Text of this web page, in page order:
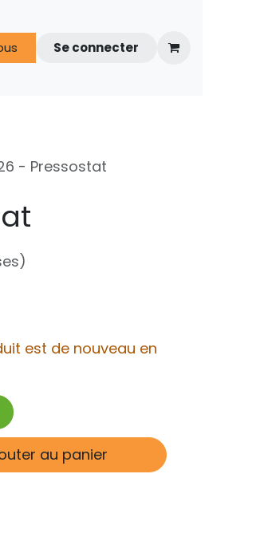
techniciensSe connecter
- Pressostat
est de nouveau en
au panier